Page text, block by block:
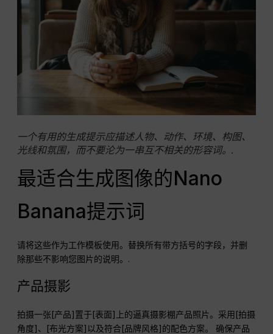
一个有用的生成提示应描述人物、动作、环境、构图、
光线和氛围，而不要沦为一串互不相关的形容词。.
最适合生成图像的Nano
Banana提示词
请将这些作为工作模板使用。替换所有带方括号的字段，并删
除那些不影响您图片的说明。.
产品摄影
拍摄一张[产品]置于[表面]上的逼真摄影棚产品照片。采用[拍摄
角度]、[布光方案]以及符合[品牌风格]的配色方案。 确保产品